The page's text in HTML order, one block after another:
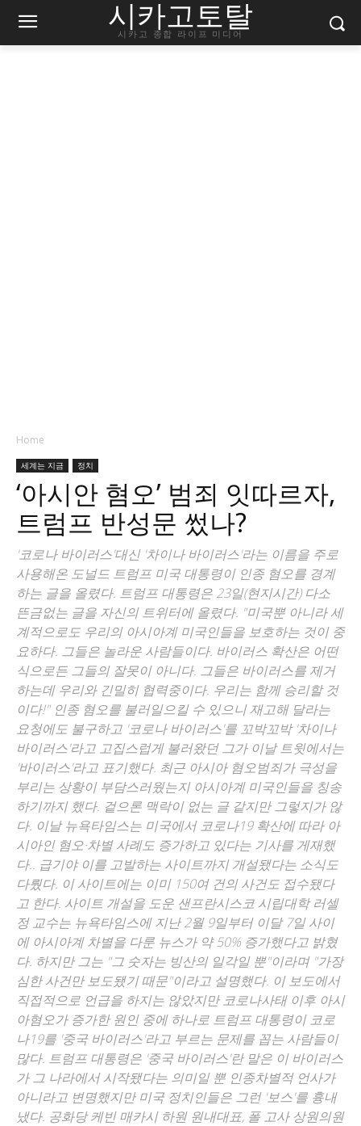
시카고토탈
시카고 종합 라이프 미디어
Home
세계는 지금 정치
‘아시안 혐오’ 범죄 잇따르자,
트럼프 반성문 썼나?
'코로나 바이러스'대신 '차이나 바이러스'라는 이름을 주로
사용해온 도널드 트럼프 미국 대통령이 인종 혐오를 경계
하는 글을 올렸다. 트럼프 대통령은 23일(현지시간) 다소
뜬금없는 글을 자신의 트위터에 올렸다. "미국뿐 아니라 세
계적으로도 우리의 아시아계 미국인들을 보호하는 것이 중
요하다. 그들은 놀라운 사람들이다. 바이러스 확산은 어떤
식으로든 그들의 잘못이 아니다. 그들은 바이러스를 제거
하는데 우리와 긴밀히 협력중이다. 우리는 함께 승리할 것
이다!" 인종 혐오를 불러일으킬 수 있으니 재고해 달라는
요청에도 불구하고 '코로나 바이러스'를 꼬박꼬박 '차이나
바이러스'라고 고집스럽게 불러왔던 그가 이날 트윗에서는
'바이러스'라고 표기했다. 최근 아시아 혐오범죄가 극성을
부리는 상황이 부담스러웠는지 아시아계 미국인들을 칭송
하기까지 했다. 겉으론 맥락이 없는 글 같지만 그렇지가 않
다. 이날 뉴욕타임스는 미국에서 코로나19 확산에 따라 아
시아인 혐오·차별 사례도 증가하고 있다는 기사를 게재했
다.. 급기야 이를 고발하는 사이트까지 개설됐다는 소식도
다뤘다. 이 사이트에는 이미 150여 건의 사건도 접수됐다
고 한다. 사이트 개설을 도운 샌프란시스코 시립대학 러셀
정 교수는 뉴욕타임스에 지난 2월 9일부터 이달 7일 사이
에 아시아계 차별을 다룬 뉴스가 약 50% 증가했다고 밝혔
다. 하지만 그는 "그 숫자는 빙산의 일각일 뿐"이라며 "가장
심한 사건만 보도됐기 때문"이라고 설명했다. 이 보도에서
직접적으로 언급을 하지는 않았지만 코로나사태 이후 아시
아혐오가 증가한 원인 중에 하나로 트럼프 대통령이 코로
나19를 '중국 바이러스'라고 부르는 문제를 꼽는 사람들이
많다. 트럼프 대통령은 '중국 바이러스'란 말은 이 바이러스
가 그 나라에서 시작됐다는 의미일 뿐 인종차별적 언사가
아니라고 변명했지만 미국 정치인들은 그런 '보스'를 흉내
냈다. 공화당 케빈 매카시 하원 원내대표, 폴 고사 상원의원